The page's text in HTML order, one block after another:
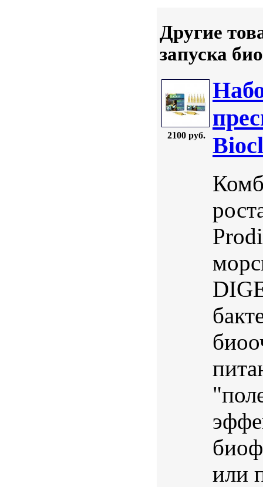
Другие
запуска
2100 руб.
или